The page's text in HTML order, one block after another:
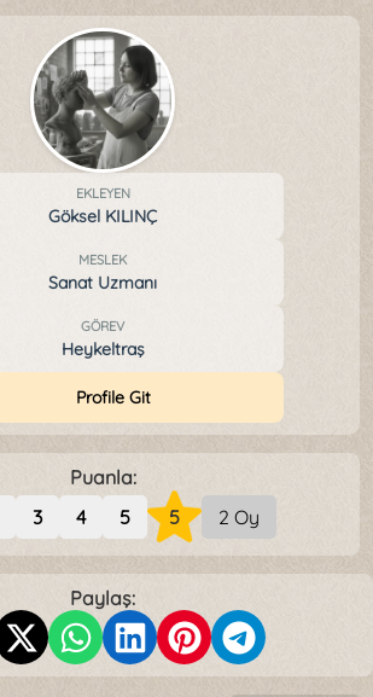
EKLEYEN
Göksel KILINÇ
MESLEK
Sanat Uzmanı
GÖREV
Heykeltraş
Profile Git
Puanla:
3 4 5 5 2 Oy
Paylaş: